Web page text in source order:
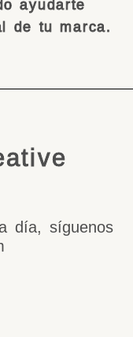
ayudarte
de tu marca.
día, síguenos